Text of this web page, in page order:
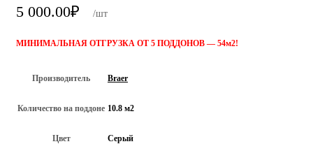
5 000.00₽ /шт
МИНИМАЛЬНАЯ ОТГРУЗКА ОТ 5 ПОДДОНОВ — 54м2!
Производитель Braer
Количество на поддоне 10.8 м2
Цвет Серый